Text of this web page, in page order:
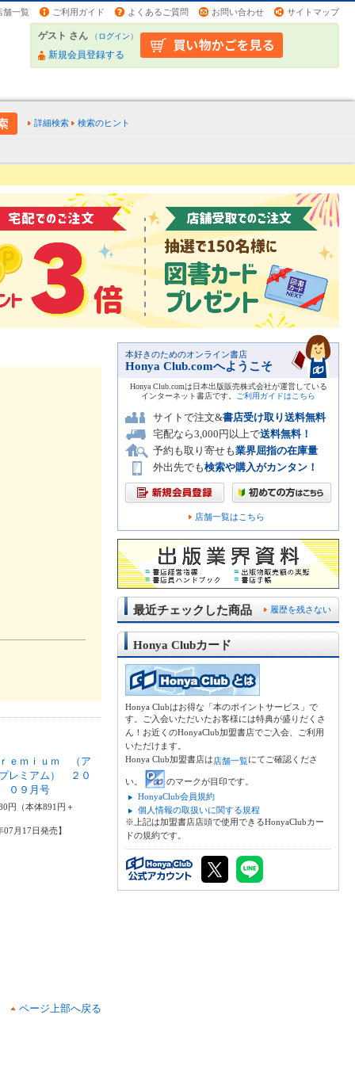
舗一覧 ご利用ガイド よくあるご質問 お問い合わせ サイトマップ
ゲスト さん （ログイン）
新規会員登録する
詳細検索 検索のヒント
ｅｍｉｕｍ （ア
レミアム） ２０
０９月号
円（本体891円＋
07月17日発売】
ページ上部へ戻る
本好きのためのオンライン書店
Honya Club.comへようこそ
Honya Club.comは日本出版販売株式会社が運営している
インターネット書店です。
ご利用ガイドはこちら
サイトで注文&書店受け取り送料無料
宅配なら3,000円以上で送料無料！
予約も取り寄せも業界屈指の在庫量
外出先でも検索や購入がカンタン！
店舗一覧はこちら
履歴を残さない
最近チェックした商品
Honya Clubカード
Honya Clubはお得な「本のポイントサービス」で
す。ご入会いただいたお客様には特典が盛りだくさ
ん！お近くのHonyaClub加盟書店でご入会、ご利用
いただけます。
Honya Club加盟書店は店舗一覧にてご確認くださ
い。
のマークが目印です。
HonyaClub会員規約
個人情報の取扱いに関する規程
※上記は加盟書店店頭で使用できるHonyaClubカー
ドの規約です。